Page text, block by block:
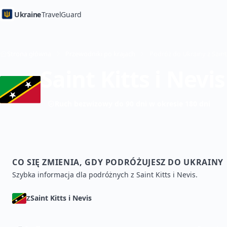
UkraineTravelGuard
CO SIĘ ZMIENIA, GDY PODRÓŻUJESZ DO UKRAINY
Szybka informacja dla podróżnych z Saint Kitts i Nevis.
ZSaint Kitts i Nevis